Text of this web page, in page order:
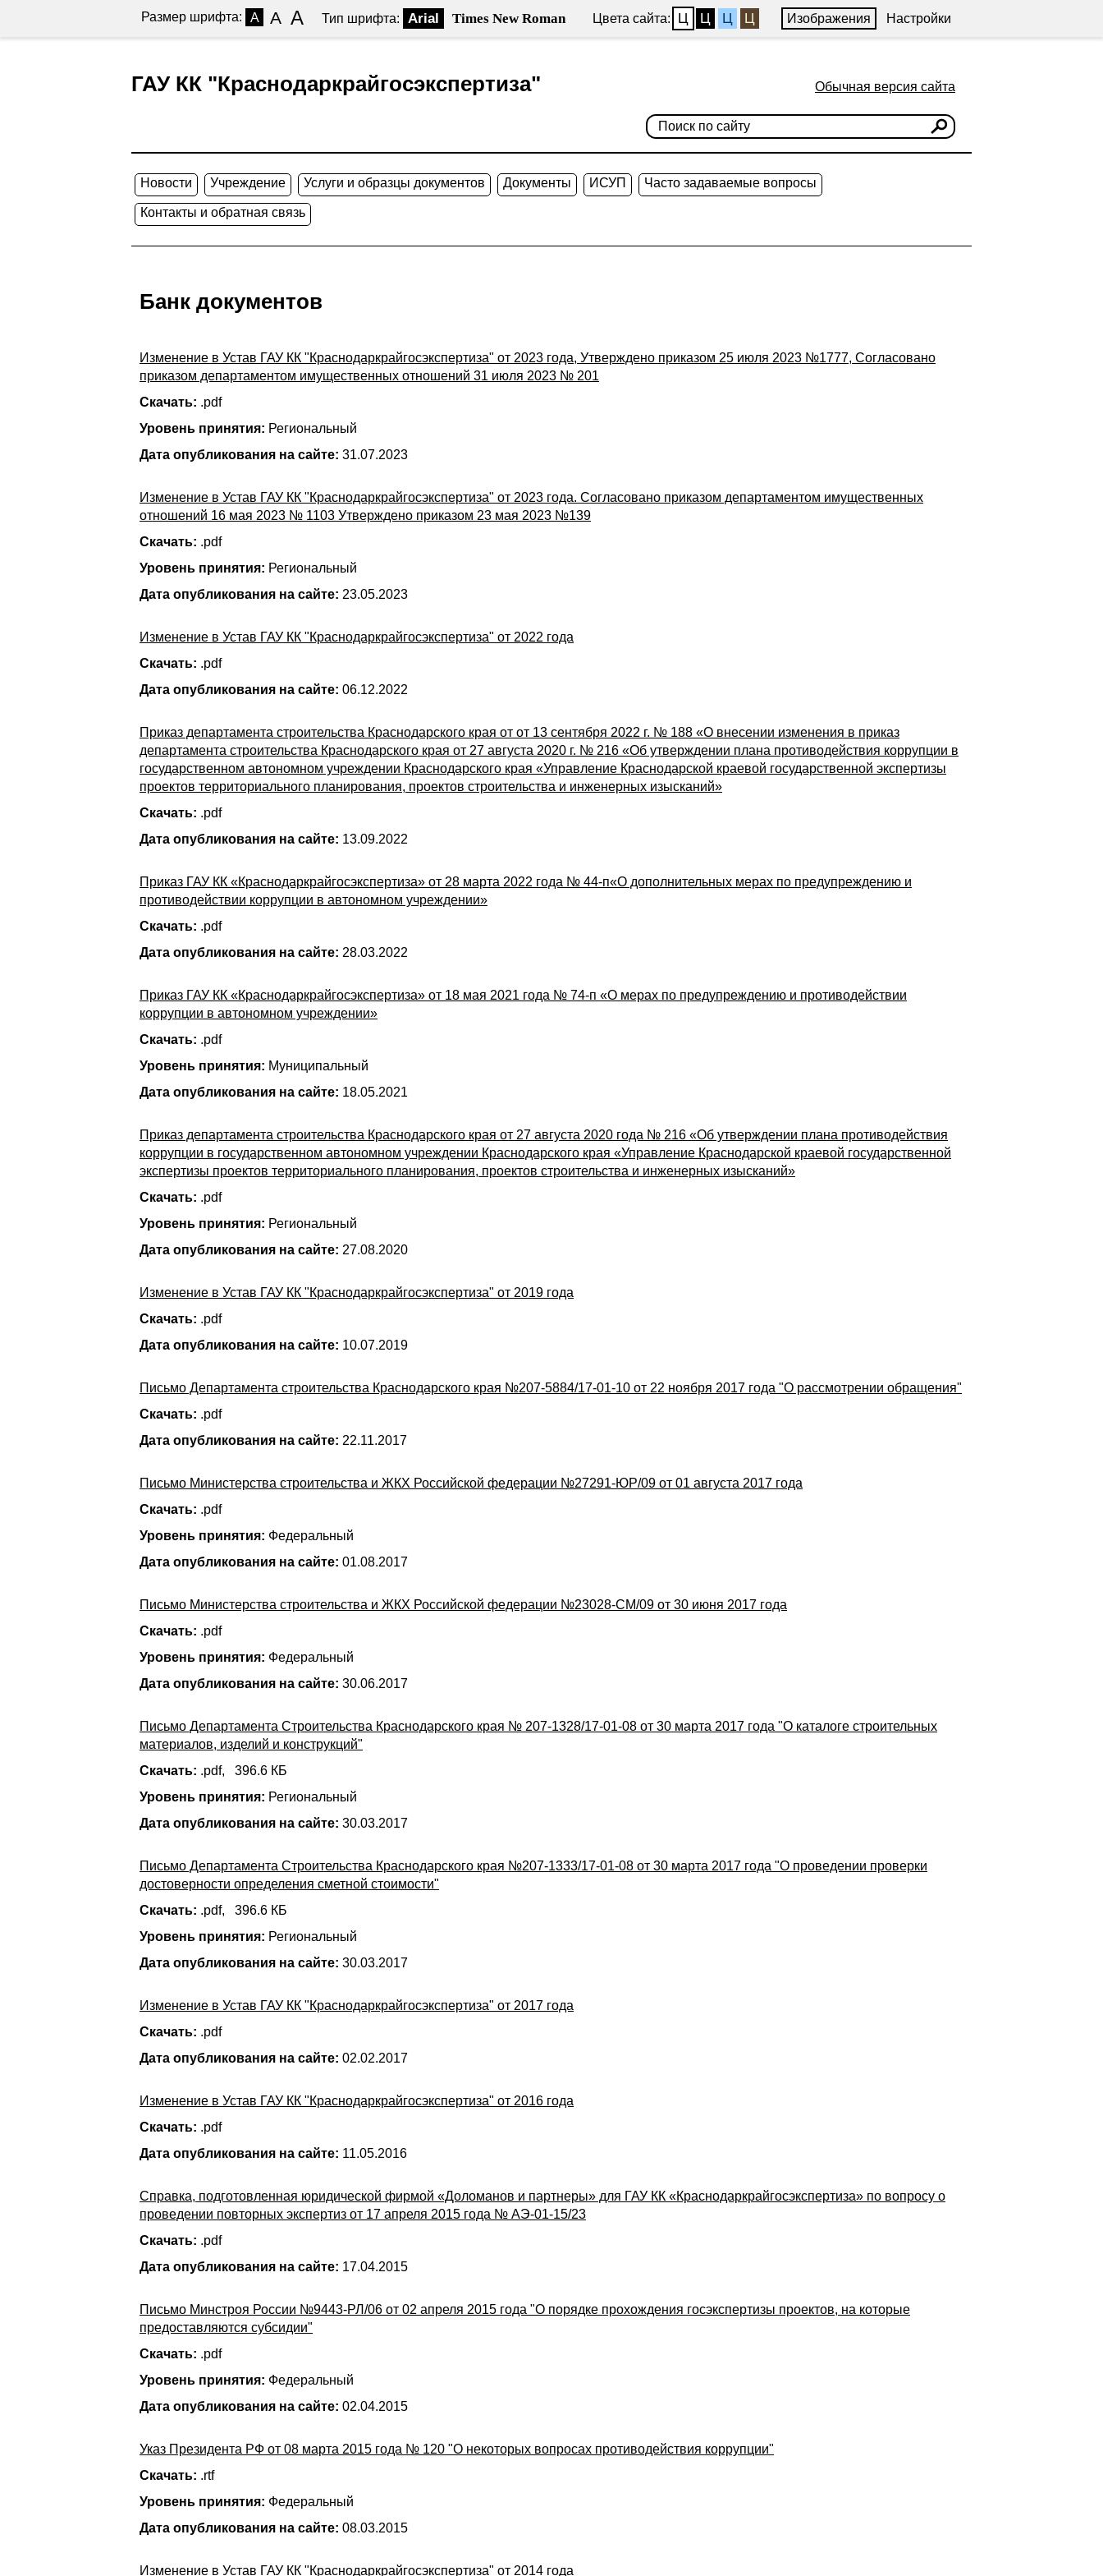
Размер шрифта: A A A Тип шрифта: Arial Times New Roman Цвета сайта: Ц Ц Ц Ц Изображения Настройки
ГАУ КК "Краснодаркрайгосэкспертиза" Обычная версия сайта
Новости Учреждение Услуги и образцы документов Документы ИСУП Часто задаваемые вопросы
Контакты и обратная связь
Банк документов
Изменение в Устав ГАУ КК "Краснодаркрайгосэкспертиза" от 2023 года, Утверждено приказом 25 июля 2023 №1777, Согласовано
приказом департаментом имущественных отношений 31 июля 2023 № 201
Скачать: .pdf
Уровень принятия: Региональный
Дата опубликования на сайте: 31.07.2023
Изменение в Устав ГАУ КК "Краснодаркрайгосэкспертиза" от 2023 года. Согласовано приказом департаментом имущественных
отношений 16 мая 2023 № 1103 Утверждено приказом 23 мая 2023 №139
Скачать: .pdf
Уровень принятия: Региональный
Дата опубликования на сайте: 23.05.2023
Изменение в Устав ГАУ КК "Краснодаркрайгосэкспертиза" от 2022 года
Скачать: .pdf
Дата опубликования на сайте: 06.12.2022
Приказ департамента строительства Краснодарского края от от 13 сентября 2022 г. № 188 «О внесении изменения в приказ
департамента строительства Краснодарского края от 27 августа 2020 г. № 216 «Об утверждении плана противодействия коррупции в
государственном автономном учреждении Краснодарского края «Управление Краснодарской краевой государственной экспертизы
проектов территориального планирования, проектов строительства и инженерных изысканий»
Скачать: .pdf
Дата опубликования на сайте: 13.09.2022
Приказ ГАУ КК «Краснодаркрайгосэкспертиза» от 28 марта 2022 года № 44-п«О дополнительных мерах по предупреждению и
противодействии коррупции в автономном учреждении»
Скачать: .pdf
Дата опубликования на сайте: 28.03.2022
Приказ ГАУ КК «Краснодаркрайгосэкспертиза» от 18 мая 2021 года № 74-п «О мерах по предупреждению и противодействии
коррупции в автономном учреждении»
Скачать: .pdf
Уровень принятия: Муниципальный
Дата опубликования на сайте: 18.05.2021
Приказ департамента строительства Краснодарского края от 27 августа 2020 года № 216 «Об утверждении плана противодействия
коррупции в государственном автономном учреждении Краснодарского края «Управление Краснодарской краевой государственной
экспертизы проектов территориального планирования, проектов строительства и инженерных изысканий»
Скачать: .pdf
Уровень принятия: Региональный
Дата опубликования на сайте: 27.08.2020
Изменение в Устав ГАУ КК "Краснодаркрайгосэкспертиза" от 2019 года
Скачать: .pdf
Дата опубликования на сайте: 10.07.2019
Письмо Департамента строительства Краснодарского края №207-5884/17-01-10 от 22 ноября 2017 года "О рассмотрении обращения"
Скачать: .pdf
Дата опубликования на сайте: 22.11.2017
Письмо Министерства строительства и ЖКХ Российской федерации №27291-ЮР/09 от 01 августа 2017 года
Скачать: .pdf
Уровень принятия: Федеральный
Дата опубликования на сайте: 01.08.2017
Письмо Министерства строительства и ЖКХ Российской федерации №23028-СМ/09 от 30 июня 2017 года
Скачать: .pdf
Уровень принятия: Федеральный
Дата опубликования на сайте: 30.06.2017
Письмо Департамента Строительства Краснодарского края № 207-1328/17-01-08 от 30 марта 2017 года "О каталоге строительных
материалов, изделий и конструкций"
Скачать: .pdf, 396.6 КБ
Уровень принятия: Региональный
Дата опубликования на сайте: 30.03.2017
Письмо Департамента Строительства Краснодарского края №207-1333/17-01-08 от 30 марта 2017 года "О проведении проверки
достоверности определения сметной стоимости"
Скачать: .pdf, 396.6 КБ
Уровень принятия: Региональный
Дата опубликования на сайте: 30.03.2017
Изменение в Устав ГАУ КК "Краснодаркрайгосэкспертиза" от 2017 года
Скачать: .pdf
Дата опубликования на сайте: 02.02.2017
Изменение в Устав ГАУ КК "Краснодаркрайгосэкспертиза" от 2016 года
Скачать: .pdf
Дата опубликования на сайте: 11.05.2016
Справка, подготовленная юридической фирмой «Доломанов и партнеры» для ГАУ КК «Краснодаркрайгосэкспертиза» по вопросу о
проведении повторных экспертиз от 17 апреля 2015 года № АЭ-01-15/23
Скачать: .pdf
Дата опубликования на сайте: 17.04.2015
Письмо Минстроя России №9443-РЛ/06 от 02 апреля 2015 года "О порядке прохождения госэкспертизы проектов, на которые
предоставляются субсидии"
Скачать: .pdf
Уровень принятия: Федеральный
Дата опубликования на сайте: 02.04.2015
Указ Президента РФ от 08 марта 2015 года № 120 "О некоторых вопросах противодействия коррупции"
Скачать: .rtf
Уровень принятия: Федеральный
Дата опубликования на сайте: 08.03.2015
Изменение в Устав ГАУ КК "Краснодаркрайгосэкспертиза" от 2014 года